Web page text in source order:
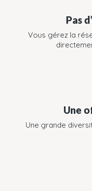
Pas
Vous gérez la
Une
Une grande